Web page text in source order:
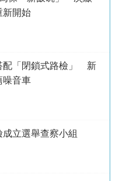
開始
配「閉鎖式路檢」 新
噪音車
立選舉查察小組